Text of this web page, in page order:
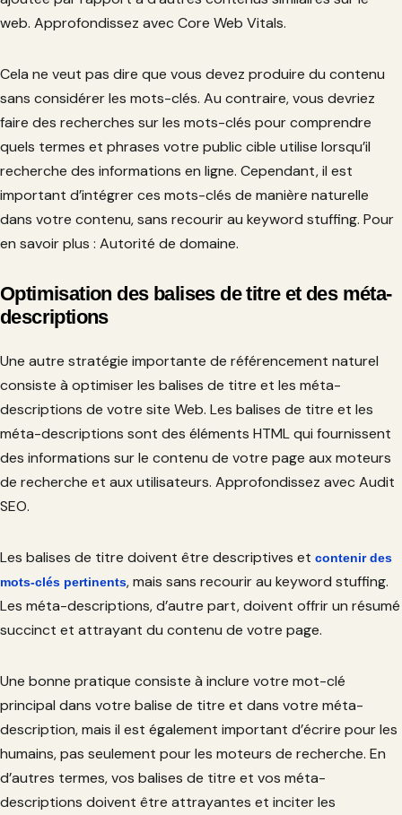
web. Approfondissez avec Core Web Vitals.
Cela ne veut pas dire que vous devez produire du contenu
sans considérer les mots-clés. Au contraire, vous devriez
faire des recherches sur les mots-clés pour comprendre
quels termes et phrases votre public cible utilise lorsqu’il
recherche des informations en ligne. Cependant, il est
important d’intégrer ces mots-clés de manière naturelle
dans votre contenu, sans recourir au keyword stuffing. Pour
en savoir plus : Autorité de domaine.
Optimisation des balises de titre et des méta-
descriptions
Une autre stratégie importante de référencement naturel
consiste à optimiser les balises de titre et les méta-
descriptions de votre site Web. Les balises de titre et les
méta-descriptions sont des éléments HTML qui fournissent
des informations sur le contenu de votre page aux moteurs
de recherche et aux utilisateurs. Approfondissez avec Audit
SEO.
Les balises de titre doivent être descriptives et contenir des
mots-clés pertinents, mais sans recourir au keyword stuffing.
Les méta-descriptions, d’autre part, doivent offrir un résumé
succinct et attrayant du contenu de votre page.
Une bonne pratique consiste à inclure votre mot-clé
principal dans votre balise de titre et dans votre méta-
description, mais il est également important d’écrire pour les
humains, pas seulement pour les moteurs de recherche. En
d’autres termes, vos balises de titre et vos méta-
descriptions doivent être attrayantes et inciter les